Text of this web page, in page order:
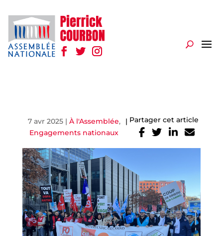
7 avr 2025| À l'Assemblée,
Engagements nationaux
| Partager cet article